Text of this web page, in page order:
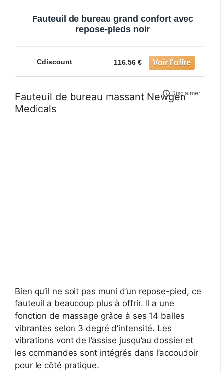
Fauteuil de bureau grand confort avec
repose-pieds noir
Cdiscount 116.56 €
Fauteuil de bureau massant Newgen
Medicals
Bien qu’il ne soit pas muni d’un repose-pied, ce
fauteuil a beaucoup plus à offrir. Il a une
fonction de massage grâce à ses 14 balles
vibrantes selon 3 degré d’intensité. Les
vibrations vont de l’assise jusqu’au dossier et
les commandes sont intégrés dans l’accoudoir
pour le côté pratique.